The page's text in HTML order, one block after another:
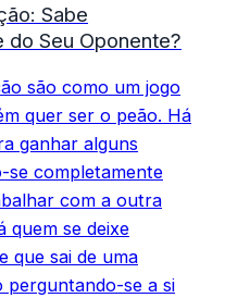
Sabe
do Seu Oponente?
são como um jogo
quer ser o peão. Há
ganhar alguns
se completamente
com a outra
quem se deixe
que sai de uma
perguntando-se a si